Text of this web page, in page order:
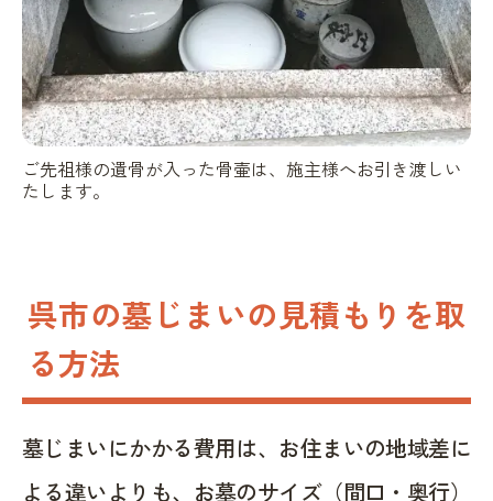
ご先祖様の遺骨が入った骨壷は、施主様へお引き渡しい
たします。
呉市の墓じまいの見積もりを取
る方法
墓じまいにかかる費用は、お住まいの地域差に
よる違いよりも、お墓のサイズ（間口・奥行）